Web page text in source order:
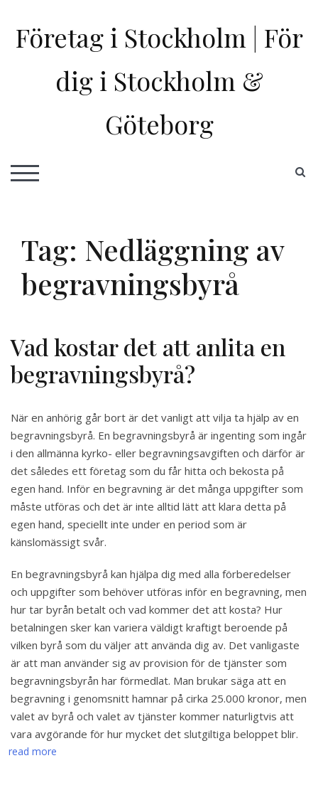
content
Företag i Stockholm | För
dig i Stockholm &
Göteborg
TOGGLE MOBILE MENU
Tag: Nedläggning av
begravningsbyrå
Vad kostar det att anlita en
begravningsbyrå?
När en anhörig går bort är det vanligt att vilja ta hjälp av en
begravningsbyrå. En begravningsbyrå är ingenting som ingår
i den allmänna kyrko- eller begravningsavgiften och därför är
det således ett företag som du får hitta och bekosta på
egen hand. Inför en begravning är det många uppgifter som
måste utföras och det är inte alltid lätt att klara detta på
egen hand, speciellt inte under en period som är
känslomässigt svår.
En begravningsbyrå kan hjälpa dig med alla förberedelser
och uppgifter som behöver utföras inför en begravning, men
hur tar byrån betalt och vad kommer det att kosta? Hur
betalningen sker kan variera väldigt kraftigt beroende på
vilken byrå som du väljer att använda dig av. Det vanligaste
är att man använder sig av provision för de tjänster som
begravningsbyrån har förmedlat. Man brukar säga att en
begravning i genomsnitt hamnar på cirka 25.000 kronor, men
valet av byrå och valet av tjänster kommer naturligtvis att
vara avgörande för hur mycket det slutgiltiga beloppet blir.
read more